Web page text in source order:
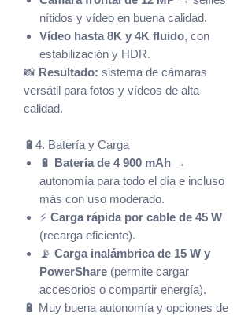
nítidos y vídeo en buena calidad.
Vídeo hasta 8K y 4K fluido, con
estabilización y HDR.
📸 Resultado: sistema de cámaras
versátil para fotos y vídeos de alta
calidad.
🔋4. Batería y Carga
🔋 Batería de 4 900 mAh →
autonomía para todo el día e incluso
más con uso moderado.
⚡ Carga rápida por cable de 45 W
(recarga eficiente).
📡 Carga inalámbrica de 15 W y
PowerShare (permite cargar
accesorios o compartir energía).
🔋 Muy buena autonomía y opciones de